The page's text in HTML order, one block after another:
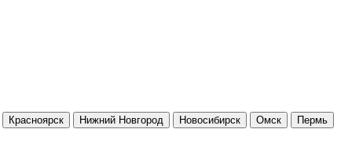
Красноярск Нижний Новгород Новосибирск Омск Пермь